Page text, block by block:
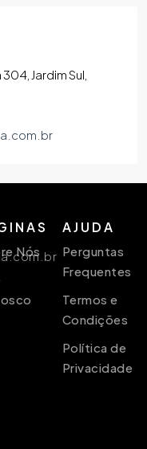
Jardim Sul,
Nós
AJUDA
Perguntas
Frequentes
Termos e
Condições
Política de
Privacidade